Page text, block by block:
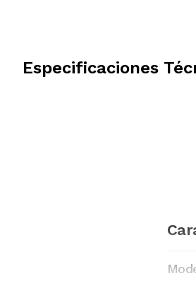
Especificaciones